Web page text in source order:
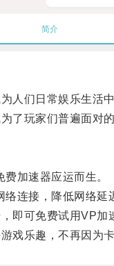
简介
们日常娱乐生活中
玩家们普遍面对的
加速器应运而生。
接，降低网络延
可免费试用VP加
乐趣，不再因为卡